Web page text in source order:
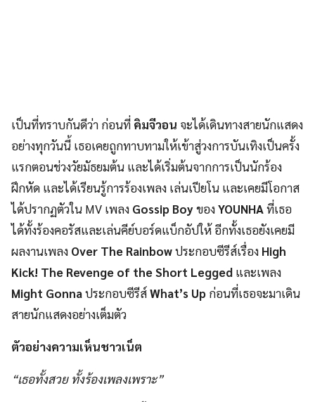
เป็นที่ทราบกันดีว่า ก่อนที่ คิมจีวอน จะได้เดินทางสายนักแสดง
อย่างทุกวันนี้ เธอเคยถูกทาบทามให้เข้าสู่วงการบันเทิงเป็นครั้ง
แรกตอนช่วงวัยมัธยมต้น และได้เริ่มต้นจากการเป็นนักร้อง
ฝึกหัด และได้เรียนรู้การร้องเพลง เล่นเปียโน และเคยมีโอกาส
ได้ปรากฏตัวใน MV เพลง Gossip BoyของYOUNHAที่เธอ
ได้ทั้งร้องคอรัสและเล่นคีย์บอร์ดแบ็กอัปให้ อีกทั้งเธอยังเคยมี
ผลงานเพลง Over The Rainbowประกอบซีรีส์เรื่อง High
Kick! The Revenge of the Short Legged และเพลง
Might Gonnaประกอบซีรีส์What’s Up ก่อนที่เธอจะมาเดิน
สายนักแสดงอย่างเต็มตัว
ตัวอย่างความเห็นชาวเน็ต
“เธอทั้งสวย ทั้งร้องเพลงเพราะ”